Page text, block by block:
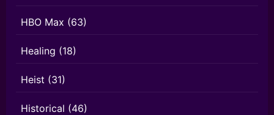
HBO Max (63)
Healing (18)
Heist (31)
Historical (46)